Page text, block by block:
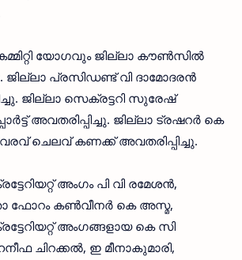
യോഗവും ജില്ലാ കൗണ്‍സില്‍
പ്രസിഡണ്ട് വി ദാമോദരന്‍
ജില്ലാ സെക്രട്ടറി സുരേഷ്
അവതരിപ്പിച്ചു. ജില്ലാ ട്രഷറര്‍ കെ
ചെലവ് കണക്ക് അവതരിപ്പിച്ചു.
അംഗം പി വി രമേശന്‍,
ഫോറം കണ്‍വീനര്‍ കെ അസ്മ,
അംഗങ്ങളായ കെ സി
ചിറക്കല്‍, ഇ മീനാകുമാരി,